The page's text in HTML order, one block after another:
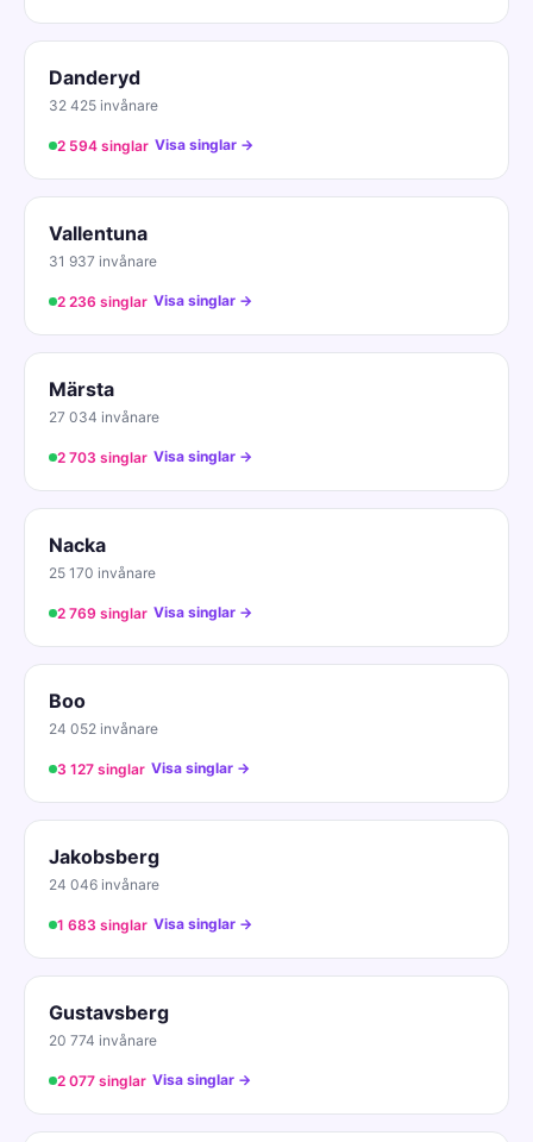
Danderyd
32 425 invånare
2 594 singlar Visa singlar →
Vallentuna
31 937 invånare
2 236 singlar Visa singlar →
Märsta
27 034 invånare
2 703 singlar Visa singlar →
Nacka
25 170 invånare
2 769 singlar Visa singlar →
Boo
24 052 invånare
3 127 singlar Visa singlar →
Jakobsberg
24 046 invånare
1 683 singlar Visa singlar →
Gustavsberg
20 774 invånare
2 077 singlar Visa singlar →